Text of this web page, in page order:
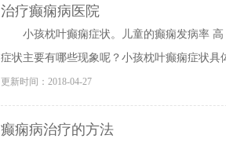
治疗癫痫病医院
小孩枕叶癫痫症状。儿童的癫痫发病率
症状主要有哪些现象呢？小孩枕叶癫痫症状具
更新时间：2018-04-27
癫痫病治疗的方法